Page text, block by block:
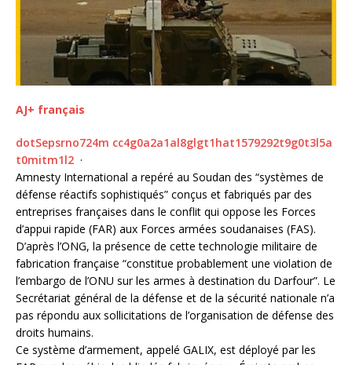
AJ+ français
dotSepsrno724m cc4g0a2a1al8glgt1hat1579292t9g0t3l5a
t0mitm1l2 ·
Amnesty International a repéré au Soudan des “systèmes de
défense réactifs sophistiqués” conçus et fabriqués par des
entreprises françaises dans le conflit qui oppose les Forces
d’appui rapide (FAR) aux Forces armées soudanaises (FAS).
D’après l’ONG, la présence de cette technologie militaire de
fabrication française “constitue probablement une violation de
l’embargo de l’ONU sur les armes à destination du Darfour”. Le
Secrétariat général de la défense et de la sécurité nationale n’a
pas répondu aux sollicitations de l’organisation de défense des
droits humains.
Ce système d’armement, appelé GALIX, est déployé par les